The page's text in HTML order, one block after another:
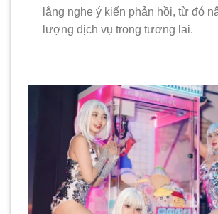
lắng nghe ý kiến phản hồi, từ đó
lượng dịch vụ trong tương lai.